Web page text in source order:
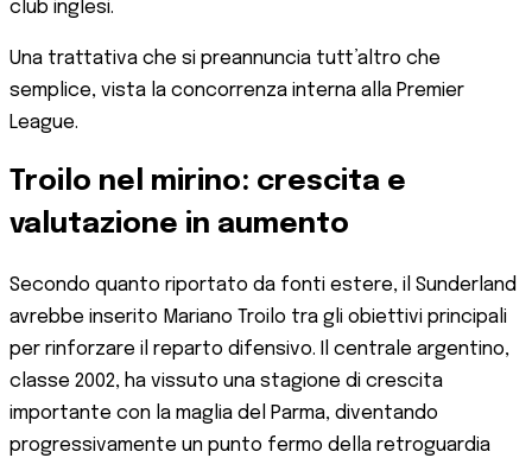
club inglesi.
Una trattativa che si preannuncia tutt’altro che
semplice, vista la concorrenza interna alla Premier
League.
Troilo nel mirino: crescita e
valutazione in aumento
Secondo quanto riportato da fonti estere, il Sunderland
avrebbe inserito Mariano Troilo tra gli obiettivi principali
per rinforzare il reparto difensivo. Il centrale argentino,
classe 2002, ha vissuto una stagione di crescita
importante con la maglia del Parma, diventando
progressivamente un punto fermo della retroguardia